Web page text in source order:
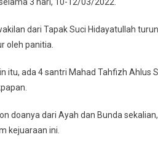
dari Tapak Suci Hidayatullah
oleh panitia.
itu, ada 4 santri Mahad Tahfizh Ahlus
doanya dari Ayah dan Bunda
kejuaraan ini.